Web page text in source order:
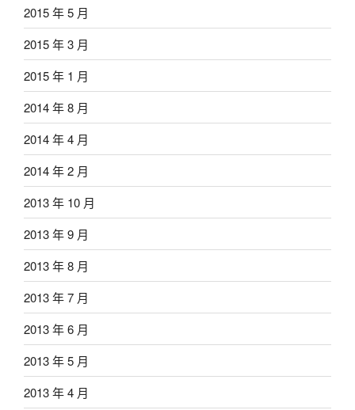
2015 年 5 月
2015 年 3 月
2015 年 1 月
2014 年 8 月
2014 年 4 月
2014 年 2 月
2013 年 10 月
2013 年 9 月
2013 年 8 月
2013 年 7 月
2013 年 6 月
2013 年 5 月
2013 年 4 月